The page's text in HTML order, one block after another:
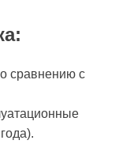
сравнению с